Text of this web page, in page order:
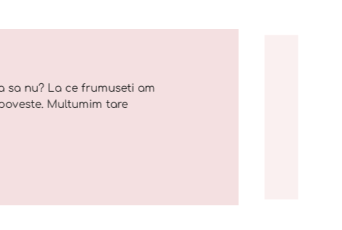
sa nu? La ce frumuseti am
Multumim tare